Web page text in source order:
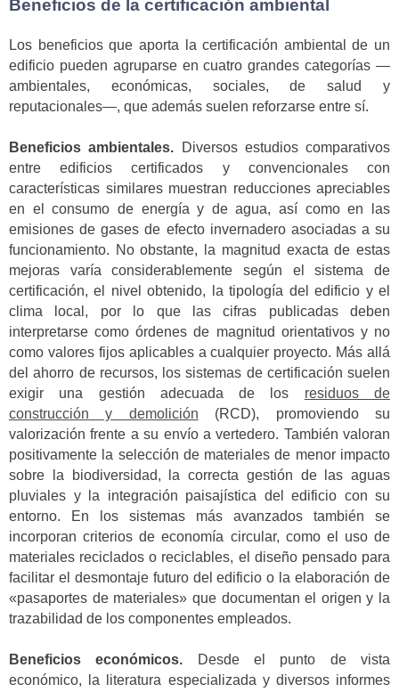
Beneficios de la certificación ambiental
Los beneficios que aporta la certificación ambiental de un
edificio pueden agruparse en cuatro grandes categorías —
ambientales, económicas, sociales, de salud y
reputacionales—, que además suelen reforzarse entre sí.
Beneficios ambientales. Diversos estudios comparativos
entre edificios certificados y convencionales con
características similares muestran reducciones apreciables
en el consumo de energía y de agua, así como en las
emisiones de gases de efecto invernadero asociadas a su
funcionamiento. No obstante, la magnitud exacta de estas
mejoras varía considerablemente según el sistema de
certificación, el nivel obtenido, la tipología del edificio y el
clima local, por lo que las cifras publicadas deben
interpretarse como órdenes de magnitud orientativos y no
como valores fijos aplicables a cualquier proyecto. Más allá
del ahorro de recursos, los sistemas de certificación suelen
exigir una gestión adecuada de los residuos de
construcción y demolición (RCD), promoviendo su
valorización frente a su envío a vertedero. También valoran
positivamente la selección de materiales de menor impacto
sobre la biodiversidad, la correcta gestión de las aguas
pluviales y la integración paisajística del edificio con su
entorno. En los sistemas más avanzados también se
incorporan criterios de economía circular, como el uso de
materiales reciclados o reciclables, el diseño pensado para
facilitar el desmontaje futuro del edificio o la elaboración de
«pasaportes de materiales» que documentan el origen y la
trazabilidad de los componentes empleados.
Beneficios económicos. Desde el punto de vista
económico, la literatura especializada y diversos informes